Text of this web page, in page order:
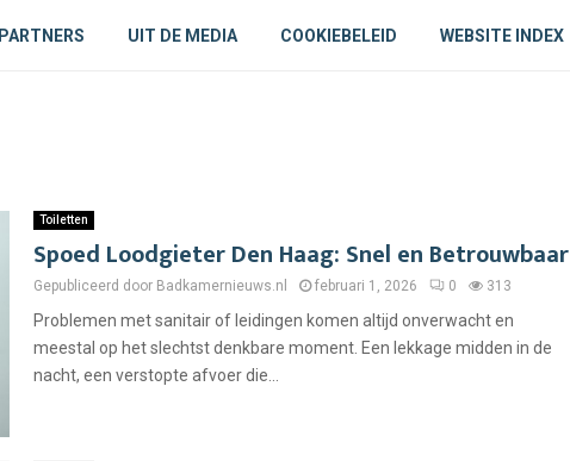
PARTNERS UIT DE MEDIA COOKIEBELEID WEBSITE INDEX
Toiletten
Spoed Loodgieter Den Haag: Snel en Betrouwbaar
Gepubliceerd door Badkamernieuws.nl februari 1, 2026 0 313
Problemen met sanitair of leidingen komen altijd onverwacht en
meestal op het slechtst denkbare moment. Een lekkage midden in de
nacht, een verstopte afvoer die...